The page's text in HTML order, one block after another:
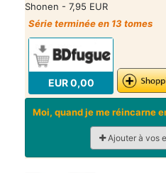
Shonen - 7,95 EUR
Série terminée en 13 tomes
EUR 0,00
Moi, quand je me réincarne
Ajouter à vos